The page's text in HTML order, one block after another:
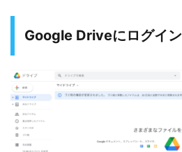
Google Driveにログイン